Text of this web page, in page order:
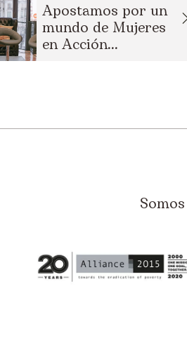
Apostamos por un
mundo de Mujeres
en Acción...